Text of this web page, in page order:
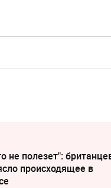
не полезет":
происходящее в